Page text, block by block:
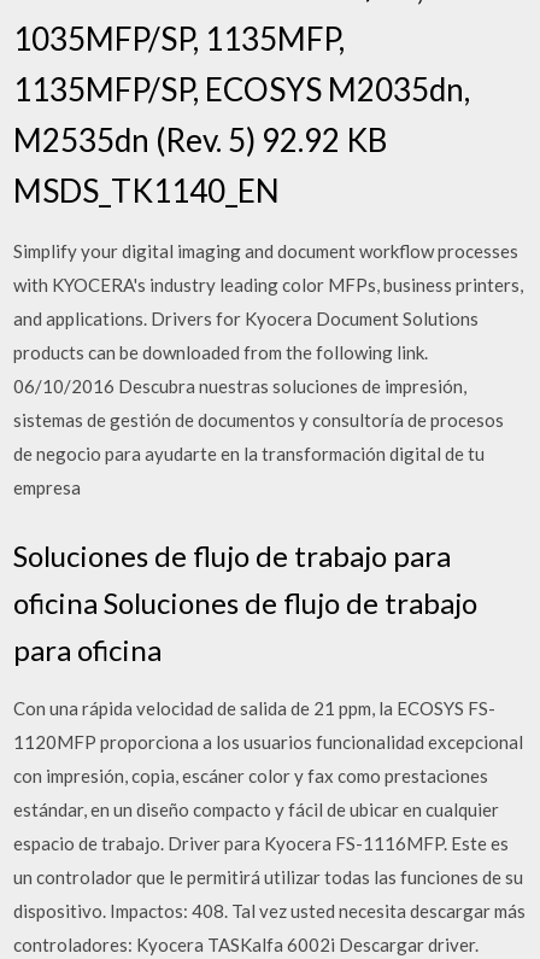
1035MFP/SP, 1135MFP,
1135MFP/SP, ECOSYS M2035dn,
M2535dn (Rev. 5) 92.92 KB
MSDS_TK1140_EN
Simplify your digital imaging and document workflow processes
with KYOCERA's industry leading color MFPs, business printers,
and applications. Drivers for Kyocera Document Solutions
products can be downloaded from the following link.
06/10/2016 Descubra nuestras soluciones de impresión,
sistemas de gestión de documentos y consultoría de procesos
de negocio para ayudarte en la transformación digital de tu
empresa
Soluciones de flujo de trabajo para
oficina Soluciones de flujo de trabajo
para oficina
Con una rápida velocidad de salida de 21 ppm, la ECOSYS FS-
1120MFP proporciona a los usuarios funcionalidad excepcional
con impresión, copia, escáner color y fax como prestaciones
estándar, en un diseño compacto y fácil de ubicar en cualquier
espacio de trabajo. Driver para Kyocera FS-1116MFP. Este es
un controlador que le permitirá utilizar todas las funciones de su
dispositivo. Impactos: 408. Tal vez usted necesita descargar más
controladores: Kyocera TASKalfa 6002i Descargar driver.